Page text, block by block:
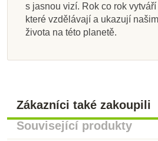
s jasnou vizí. Rok co rok
které vzdělávají a ukazují
života na této planetě.
Zákazníci také zakoupili
Související produkty